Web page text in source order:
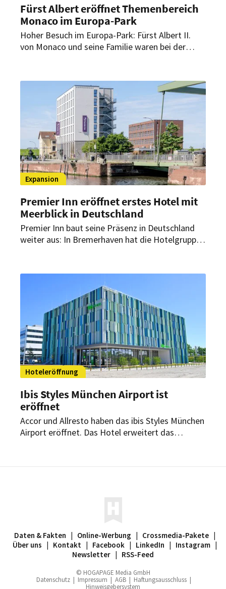
Fürst Albert eröffnet Themenbereich
Monaco im Europa-Park
Hoher Besuch im Europa-Park: Fürst Albert II.
von Monaco und seine Familie waren bei der
Expansion
Premier Inn eröffnet erstes Hotel mit
Meerblick in Deutschland
Premier Inn baut seine Präsenz in Deutschland
weiter aus: In Bremerhaven hat die Hotelgruppe
Standort der Marke hierzulande mit Meerblick.
Hoteleröffnung
Ibis Styles München Airport ist
eröffnet
Accor und Allresto haben das ibis Styles München
Airport eröffnet. Das Hotel erweitert das
Daten & Fakten | Online-Werbung | Crossmedia-Pakete |
Über uns | Kontakt | Facebook | LinkedIn | Instagram |
Newsletter | RSS-Feed
© HOGAPAGE Media GmbH
Datenschutz | Impressum | AGB | Haftungsausschluss |
Hinweisgebersystem